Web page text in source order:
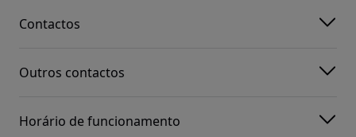
Contactos
Outros contactos
Horário de funcionamento